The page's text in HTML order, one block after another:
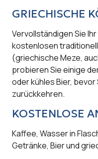
GRIECHISCHE
Vervollständigen Sie
kostenlosen
(griechische Meze,
probieren Sie einige
oder kühles Bier,
zurückkehren.
KOSTENLOSE
Kaffee, Wasser in
Getränke, Bier und